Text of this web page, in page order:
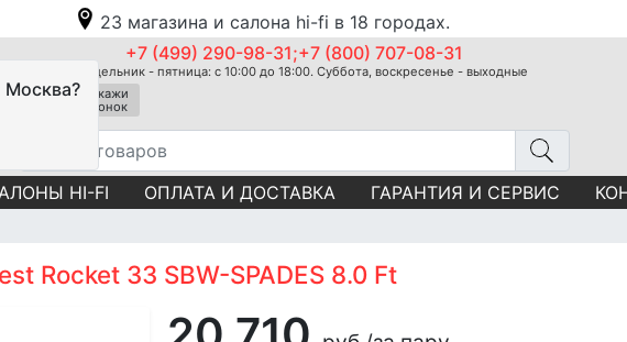
23 магазина и салона hi-fi в 18 городах.
Москва?
+7 (499) 290-98-31;+7 (800) 707-08-31
Понедельник - пятница: с 10:00 до 18:00. Суббота, воскресенье - выходные
Закажи
звонок
HI-FI ОПЛАТА И ДОСТАВКА ГАРАНТИЯ И СЕРВИС
Rocket 33 SBW-SPADES 8.0 Ft